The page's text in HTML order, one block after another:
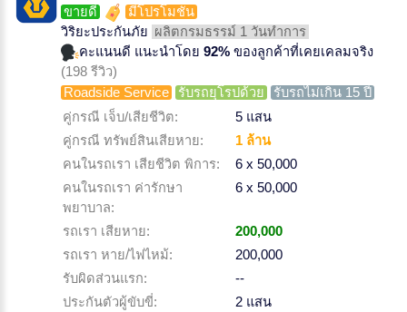
ขายดี
มีโปรโมชั่น
วิริยะประกันภัย ผลิตกรมธรรม์ 1 วันทำการ
คะแนนดี แนะนำโดย 92% ของลูกค้าที่เคยเคลมจริง
(198 รีวิว)
Roadside Service
รับรถยุโรปด้วย
รับรถไม่เกิน 15 ปี
คู่กรณี เจ็บ/เสียชีวิต:
5 แสน
คู่กรณี ทรัพย์สินเสียหาย:
1 ล้าน
คนในรถเรา เสียชีวิต พิการ:
6 x 50,000
คนในรถเรา ค่ารักษา
พยาบาล:
6 x 50,000
รถเรา เสียหาย:
200,000
รถเรา หาย/ไฟไหม้:
200,000
รับผิดส่วนแรก:
--
ประกันตัวผู้ขับขี่:
2 แสน